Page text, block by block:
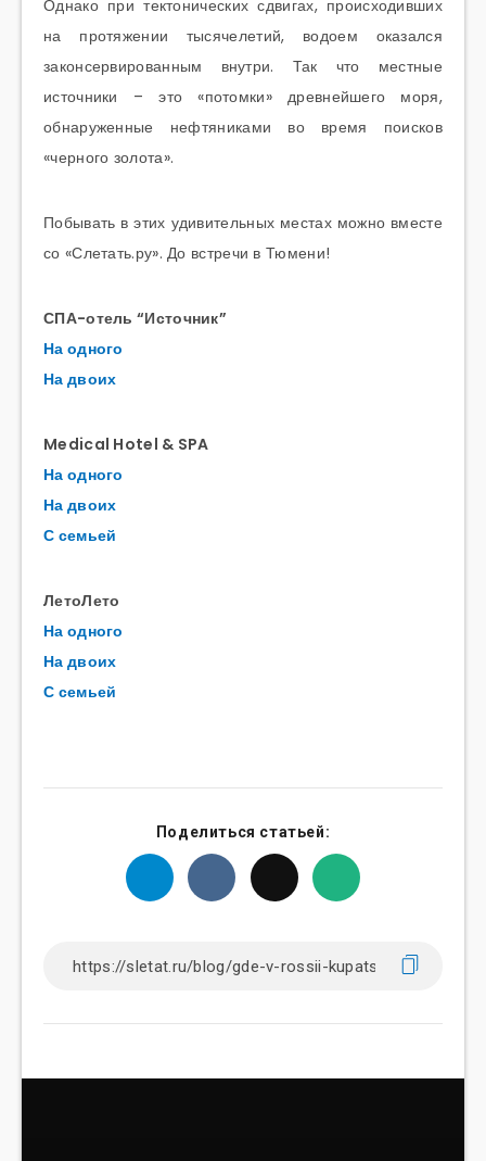
Однако при тектонических сдвигах, происходивших
на протяжении тысячелетий, водоем оказался
законсервированным внутри. Так что местные
источники – это «потомки» древнейшего моря,
обнаруженные нефтяниками во время поисков
«черного золота».
Побывать в этих удивительных местах можно вместе
со «Слетать.ру». До встречи в Тюмени!
СПА-отель “Источник”
На одного
На двоих
Medical Hotel & SPA
На одного
На двоих
С семьей
ЛетоЛето
На одного
На двоих
С семьей
Поделиться статьей: